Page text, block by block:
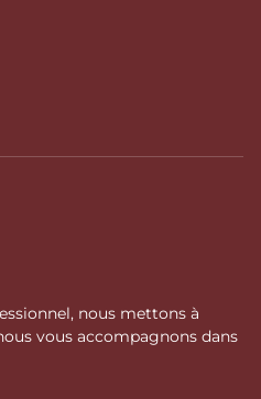
nous mettons à
vous accompagnons dans